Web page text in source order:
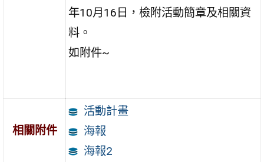
年10月16日，檢附活動簡章及相關資
料。
如附件~
相關附件
活動計畫
海報
海報2